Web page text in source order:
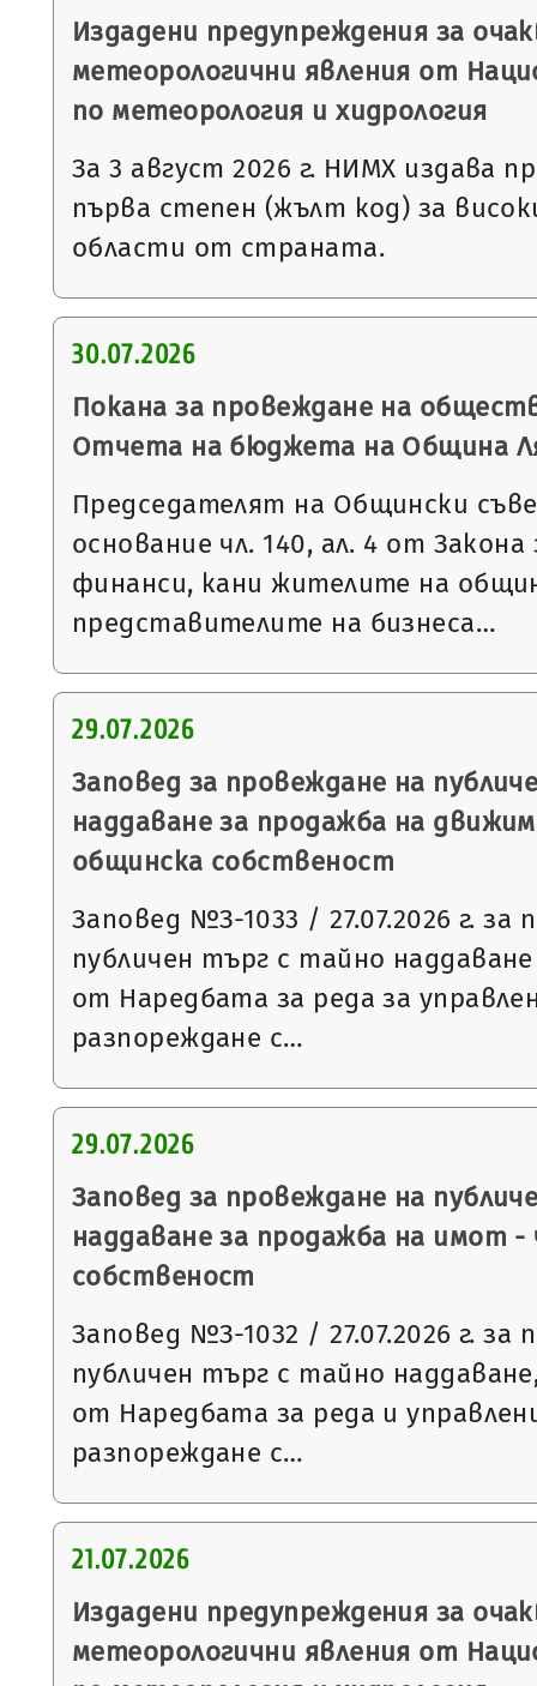
Издадени предупреждения за
метеорологични явления от
по метеорология и хидрология
За 3 август 2026 г. НИМХ издава
първа степен (жълт код) за
области от страната.
30.07.2026
Покана за провеждане на
Отчета на бюджета на Община
Председателят на Общински
основание чл. 140, ал. 4 от
финанси, кани жителите на
представителите на бизнеса…
29.07.2026
Заповед за провеждане на
наддаване за продажба на
общинска собственост
Заповед №З-1033 / 27.07.2026 г. за
публичен търг с тайно наддаване
от Наредбата за реда за
разпореждане с…
29.07.2026
Заповед за провеждане на
наддаване за продажба на имот
собственост
Заповед №З-1032 / 27.07.2026 г. за
публичен търг с тайно наддаване,
от Наредбата за реда и
разпореждане с…
21.07.2026
Издадени предупреждения за
метеорологични явления от